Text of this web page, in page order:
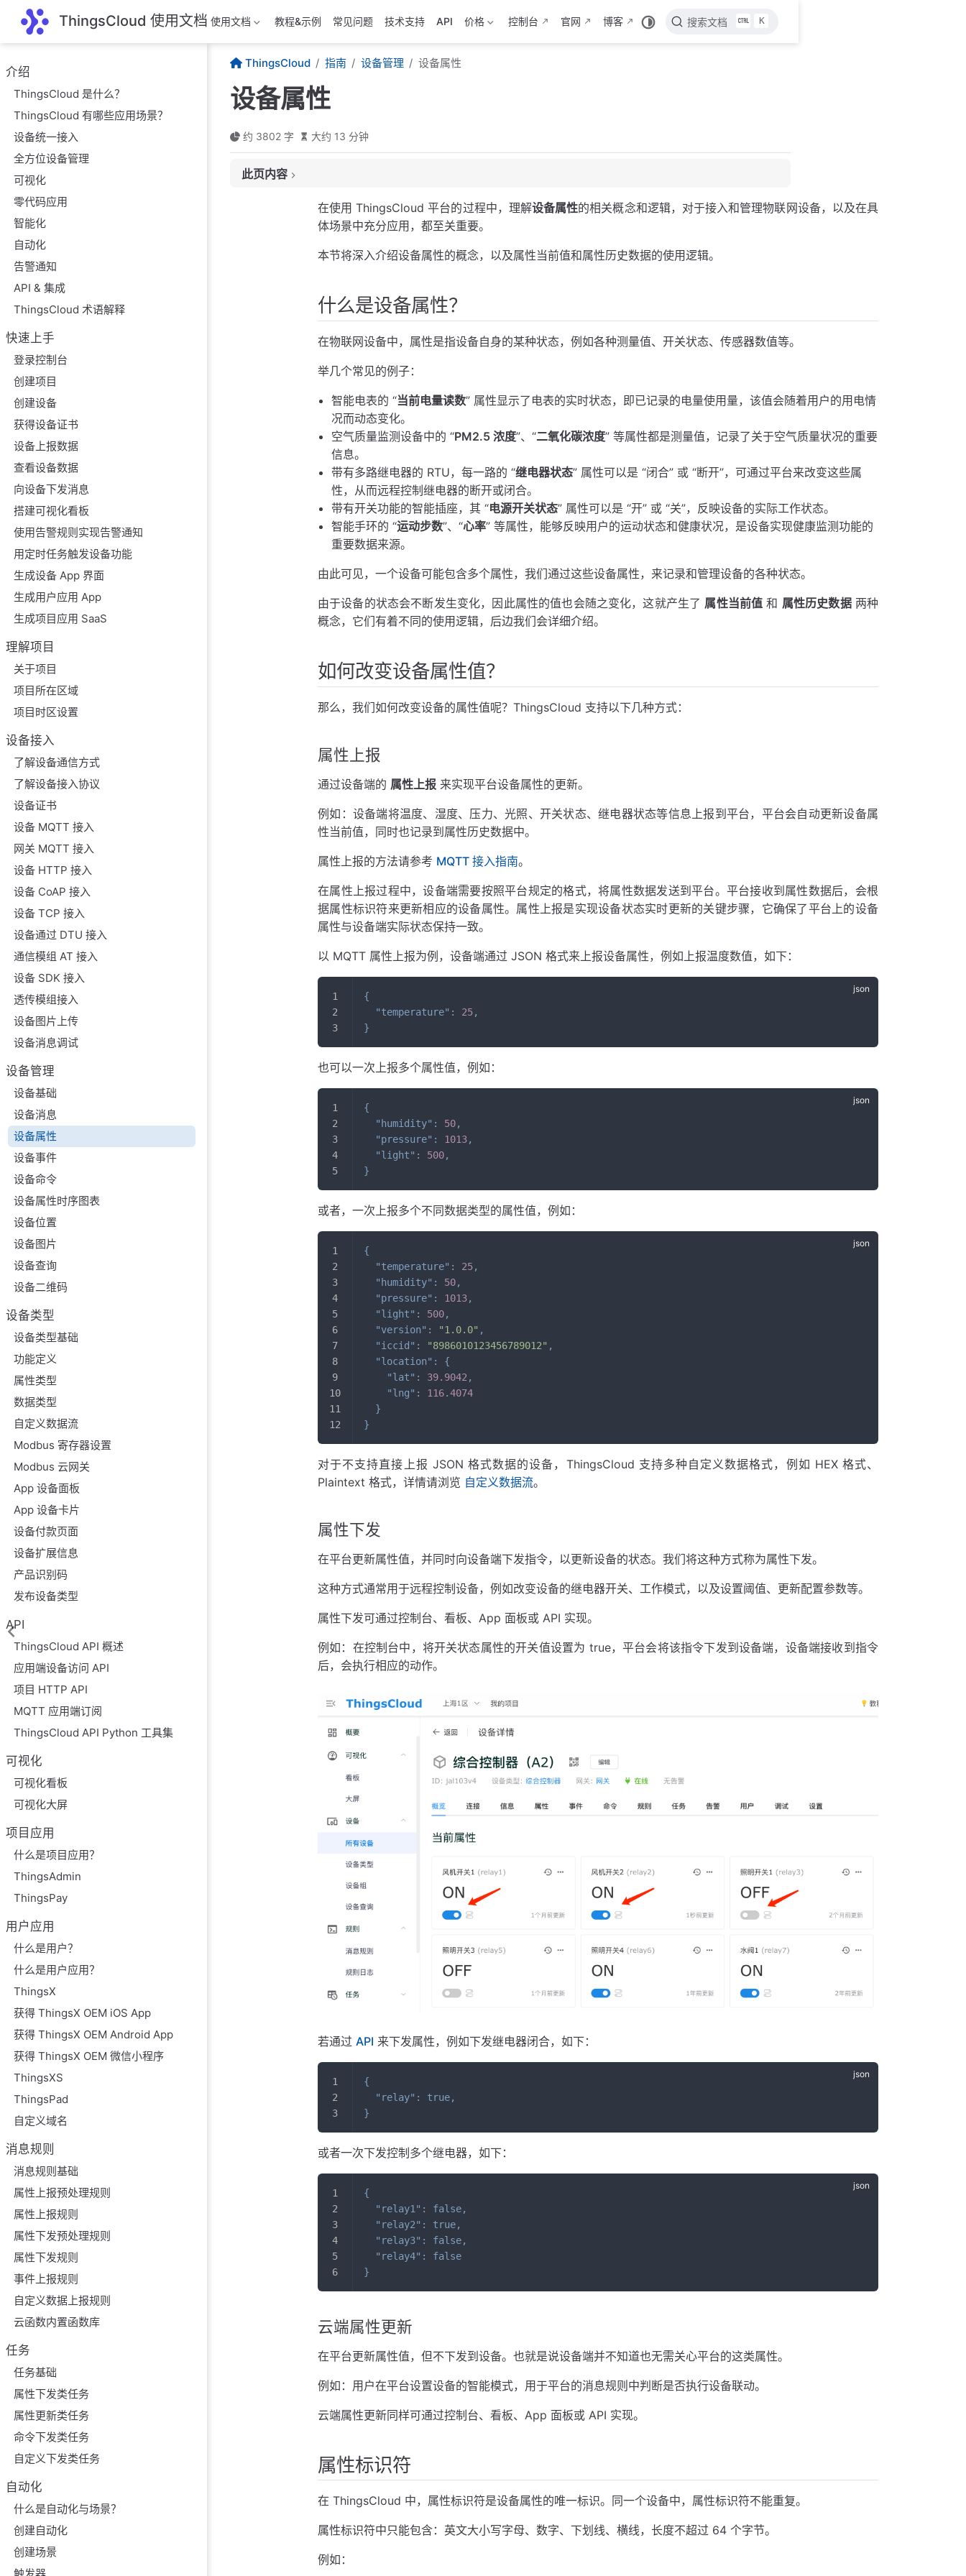
跳至主要內容ThingsCloud 使用文档 使用文档 教程&示例 常见问题 技术支持 API 价格 控制台 官网 博客 搜索文档 K
介绍
ThingsCloud 是什么？
ThingsCloud 有哪些应用场景？
设备统一接入
全方位设备管理
可视化
零代码应用
智能化
自动化
告警通知
API & 集成
ThingsCloud 术语解释
快速上手
登录控制台
创建项目
创建设备
获得设备证书
设备上报数据
查看设备数据
向设备下发消息
搭建可视化看板
使用告警规则实现告警通知
用定时任务触发设备功能
生成设备 App 界面
生成用户应用 App
生成项目应用 SaaS
理解项目
关于项目
项目所在区域
项目时区设置
设备接入
了解设备通信方式
了解设备接入协议
设备证书
设备 MQTT 接入
网关 MQTT 接入
设备 HTTP 接入
设备 CoAP 接入
设备 TCP 接入
设备通过 DTU 接入
通信模组 AT 接入
设备 SDK 接入
透传模组接入
设备图片上传
设备消息调试
设备管理
设备基础
设备消息
设备属性
设备事件
设备命令
设备属性时序图表
设备位置
设备图片
设备查询
设备二维码
设备类型
设备类型基础
功能定义
属性类型
数据类型
自定义数据流
Modbus 寄存器设置
Modbus 云网关
App 设备面板
App 设备卡片
设备付款页面
设备扩展信息
产品识别码
发布设备类型
API
ThingsCloud API 概述
应用端设备访问 API
项目 HTTP API
MQTT 应用端订阅
ThingsCloud API Python 工具集
可视化
可视化看板
可视化大屏
项目应用
什么是项目应用？
ThingsAdmin
ThingsPay
用户应用
什么是用户？
什么是用户应用？
ThingsX
获得 ThingsX OEM iOS App
获得 ThingsX OEM Android App
获得 ThingsX OEM 微信小程序
ThingsXS
ThingsPad
自定义域名
消息规则
消息规则基础
属性上报预处理规则
属性上报规则
属性下发预处理规则
属性下发规则
事件上报规则
自定义数据上报规则
云函数内置函数库
任务
任务基础
属性下发类任务
属性更新类任务
命令下发类任务
自定义下发类任务
自动化
什么是自动化与场景？
创建自动化
创建场景
ThingsCloud 指南 设备管理 设备属性
设备属性
约 3802 字 大约 13 分钟
此页内容
如何改变设备属性值？
如何查看属性当前值
如何查看属性历史数据
如何删除属性历史数据
如何导出属性历史数据
在使用 ThingsCloud 平台的过程中，理解设备属性的相关概念和逻辑，对于接入和管理物联网设备，以及在具
体场景中充分应用，都至关重要。
本节将深入介绍设备属性的概念，以及属性当前值和属性历史数据的使用逻辑。
什么是设备属性？
在物联网设备中，属性是指设备自身的某种状态，例如各种测量值、开关状态、传感器数值等。
举几个常见的例子：
智能电表的 “当前电量读数” 属性显示了电表的实时状态，即已记录的电量使用量，该值会随着用户的用电情
况而动态变化。
空气质量监测设备中的 “PM2.5 浓度”、“二氧化碳浓度” 等属性都是测量值，记录了关于空气质量状况的重要
信息。
带有多路继电器的 RTU，每一路的 “继电器状态” 属性可以是 “闭合” 或 “断开”，可通过平台来改变这些属
性，从而远程控制继电器的断开或闭合。
带有开关功能的智能插座，其 “电源开关状态” 属性可以是 “开” 或 “关”，反映设备的实际工作状态。
智能手环的 “运动步数”、“心率” 等属性，能够反映用户的运动状态和健康状况，是设备实现健康监测功能的
重要数据来源。
由此可见，一个设备可能包含多个属性，我们通过这些设备属性，来记录和管理设备的各种状态。
由于设备的状态会不断发生变化，因此属性的值也会随之变化，这就产生了 属性当前值 和 属性历史数据两种
概念，它们有着不同的使用逻辑，后边我们会详细介绍。
如何改变设备属性值？
那么，我们如何改变设备的属性值呢？ThingsCloud 支持以下几种方式：
属性上报
通过设备端的 属性上报 来实现平台设备属性的更新。
例如：设备端将温度、湿度、压力、光照、开关状态、继电器状态等信息上报到平台，平台会自动更新设备属
性当前值，同时也记录到属性历史数据中。
属性上报的方法请参考 MQTT 接入指南。
在属性上报过程中，设备端需要按照平台规定的格式，将属性数据发送到平台。平台接收到属性数据后，会根
据属性标识符来更新相应的设备属性。属性上报是实现设备状态实时更新的关键步骤，它确保了平台上的设备
属性与设备端实际状态保持一致。
以 MQTT 属性上报为例，设备端通过 JSON 格式来上报设备属性，例如上报温度数值，如下：
{
"temperature" : 25,
}
也可以一次上报多个属性值，例如：
{
"humidity" : 50,
"pressure" : 1013,
"light" : 500,
}
或者，一次上报多个不同数据类型的属性值，例如：
{
"temperature" : 25,
"humidity" : 50,
"pressure" : 1013,
"light" : 500,
"version" : "1.0.0" ,
"iccid" : "8986010123456789012" ,
"location" :
{
"lat" : 39.9042 ,
"lng" :
116.4074
}
}
对于不支持直接上报 JSON 格式数据的设备，ThingsCloud 支持多种自定义数据格式，例如 HEX 格式、
Plaintext 格式，详情请浏览 自定义数据流。
属性下发
在平台更新属性值，并同时向设备端下发指令，以更新设备的状态。我们将这种方式称为属性下发。
这种方式通常用于远程控制设备，例如改变设备的继电器开关、工作模式，以及设置阈值、更新配置参数等。
属性下发可通过控制台、看板、App 面板或 API 实现。
例如：在控制台中，将开关状态属性的开关值设置为 true，平台会将该指令下发到设备端，设备端接收到指令
后，会执行相应的动作。
若通过 API 来下发属性，例如下发继电器闭合，如下：
{
"relay" : true,
}
或者一次下发控制多个继电器，如下：
{
"relay1" : false,
"relay2" : true,
"relay3" : false,
"relay4" :
false
}
云端属性更新
在平台更新属性值，但不下发到设备。也就是说设备端并不知道也无需关心平台的这类属性。
例如：用户在平台设置设备的智能模式，用于平台的消息规则中判断是否执行设备联动。
云端属性更新同样可通过控制台、看板、App 面板或 API 实现。
属性标识符
在 ThingsCloud 中，属性标识符是设备属性的唯一标识。同一个设备中，属性标识符不能重复。
属性标识符中只能包含：英文大小写字母、数字、下划线、横线，长度不超过 64 个字节。
例如：